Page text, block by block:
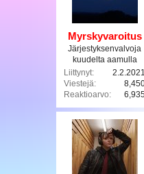
Myrskyvaroitus
Järjestyksenvalvoja
kuudelta aamulla
Liittynyt
2.2.2021
Viestejä
Reaktioarvo